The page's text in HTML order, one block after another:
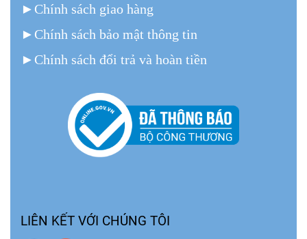
► Chính sách giao hàng
► Chính sách bảo mật thông tin
► Chính sách đổi trả và hoàn tiền
LIÊN KẾT VỚI CHÚNG TÔI